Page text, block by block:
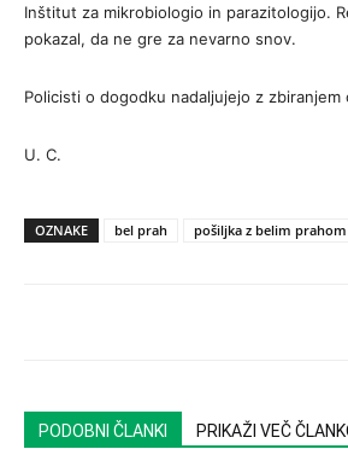
Inštitut za mikrobiologio in parazitologijo.
pokazal, da ne gre za nevarno snov.
Policisti o dogodku nadaljujejo z zbiranjem
U. C.
OZNAKE bel prah pošiljka z belim prahom
PODOBNI ČLANKI PRIKAŽI VEČ